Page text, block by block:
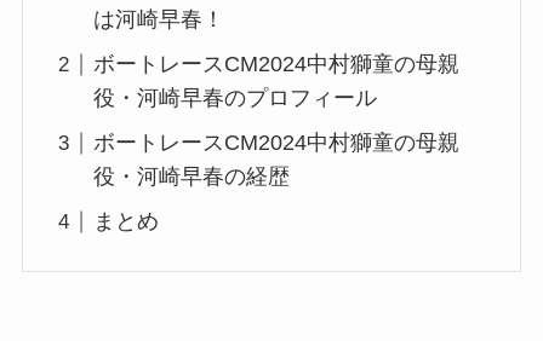
は河崎早春！
ボートレースCM2024中村獅童の母親
役・河崎早春のプロフィール
ボートレースCM2024中村獅童の母親
役・河崎早春の経歴
まとめ